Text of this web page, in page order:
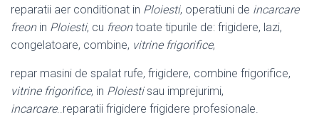
reparatii aer conditionat in Ploiesti, operatiuni de incarcare
freonin Ploiesti, cu freontoate tipurile de: frigidere, lazi,
congelatoare, combine, vitrine frigorifice,
repar masini de spalat rufe, frigidere, combine frigorifice,
vitrine frigorifice, in Ploiestisau imprejurimi,
incarcare..reparatii frigidere frigidere profesionale.